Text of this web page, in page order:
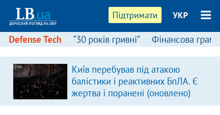
Підтримати УКР
Defense Tech “30 років гривні” Фінансова
Київ перебував під атакою
балістики і реактивних БпЛА. Є
жертва і поранені (оновлено)